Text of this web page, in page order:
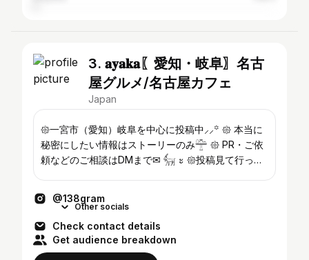
3. 𝐚𝐲𝐚𝐤𝐚〖愛知・岐阜〗名古
屋グルメ/名古屋カフェ
Japan
𑁍一宮市（愛知）岐阜を中心に投稿中⸝⸝꙳ 𑁍 本当に
秘密にしたい情報はストーリーのみ𓊯 𑁍 PR・ご依
頼などのご相談はDMまで✉︎ 𓃶 ะ 𑁍投稿見て行った
@138gram
Other socials
Check contact details
Get audience breakdown